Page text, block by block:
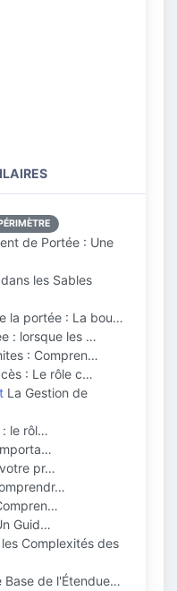
de Portée : Une
les Sables
la portée : La bou…
: lorsque les …
: Compren…
: Le rôle c…
La Gestion de
: le rôl…
pr…
Guid…
Complexités des
Base de l'Étendue…